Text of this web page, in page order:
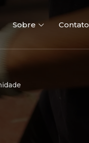
Paredes Gabião
Sobre Contato